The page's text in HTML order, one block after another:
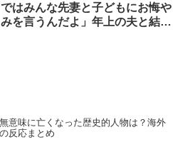
ではみんな先妻と子どもにお悔や
みを言うんだよ」年上の夫と結婚
無意味に亡くなった歴史的人物は？海外
の反応まとめ